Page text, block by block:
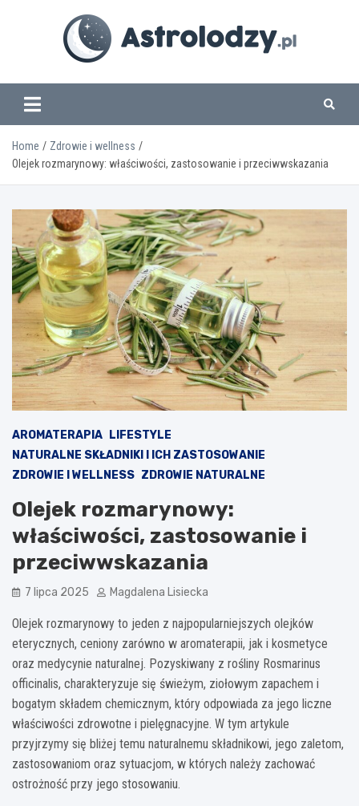
www.astrolodzy.pl
Home
Zdrowie i wellness
Olejek rozmarynowy: właściwości, zastosowanie i przeciwwskazania
AROMATERAPIA
LIFESTYLE
NATURALNE SKŁADNIKI I ICH ZASTOSOWANIE
ZDROWIE I WELLNESS ZDROWIE NATURALNE
Olejek rozmarynowy:
właściwości, zastosowanie i
przeciwwskazania
7 lipca 2025 Magdalena Lisiecka
Olejek rozmarynowy to jeden z najpopularniejszych olejków
eterycznych, ceniony zarówno w aromaterapii, jak i kosmetyce
oraz medycynie naturalnej. Pozyskiwany z rośliny Rosmarinus
officinalis, charakteryzuje się świeżym, ziołowym zapachem i
bogatym składem chemicznym, który odpowiada za jego liczne
właściwości zdrowotne i pielęgnacyjne. W tym artykule
przyjrzymy się bliżej temu naturalnemu składnikowi, jego zaletom,
zastosowaniom oraz sytuacjom, w których należy zachować
ostrożność przy jego stosowaniu.